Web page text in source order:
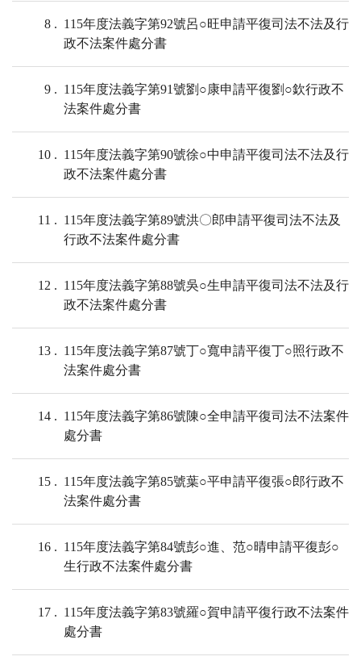
8
115年度法義字第92號呂○旺申請平復司法不法及行
政不法案件處分書
9
115年度法義字第91號劉○康申請平復劉○欽行政不
法案件處分書
10
115年度法義字第90號徐○中申請平復司法不法及行
政不法案件處分書
11
115年度法義字第89號洪〇郎申請平復司法不法及
行政不法案件處分書
12
115年度法義字第88號吳○生申請平復司法不法及行
政不法案件處分書
13
115年度法義字第87號丁○寬申請平復丁○照行政不
法案件處分書
14
115年度法義字第86號陳○全申請平復司法不法案件
處分書
15
115年度法義字第85號葉○平申請平復張○郎行政不
法案件處分書
16
115年度法義字第84號彭○進、范○晴申請平復彭○
生行政不法案件處分書
17
115年度法義字第83號羅○賀申請平復行政不法案件
處分書